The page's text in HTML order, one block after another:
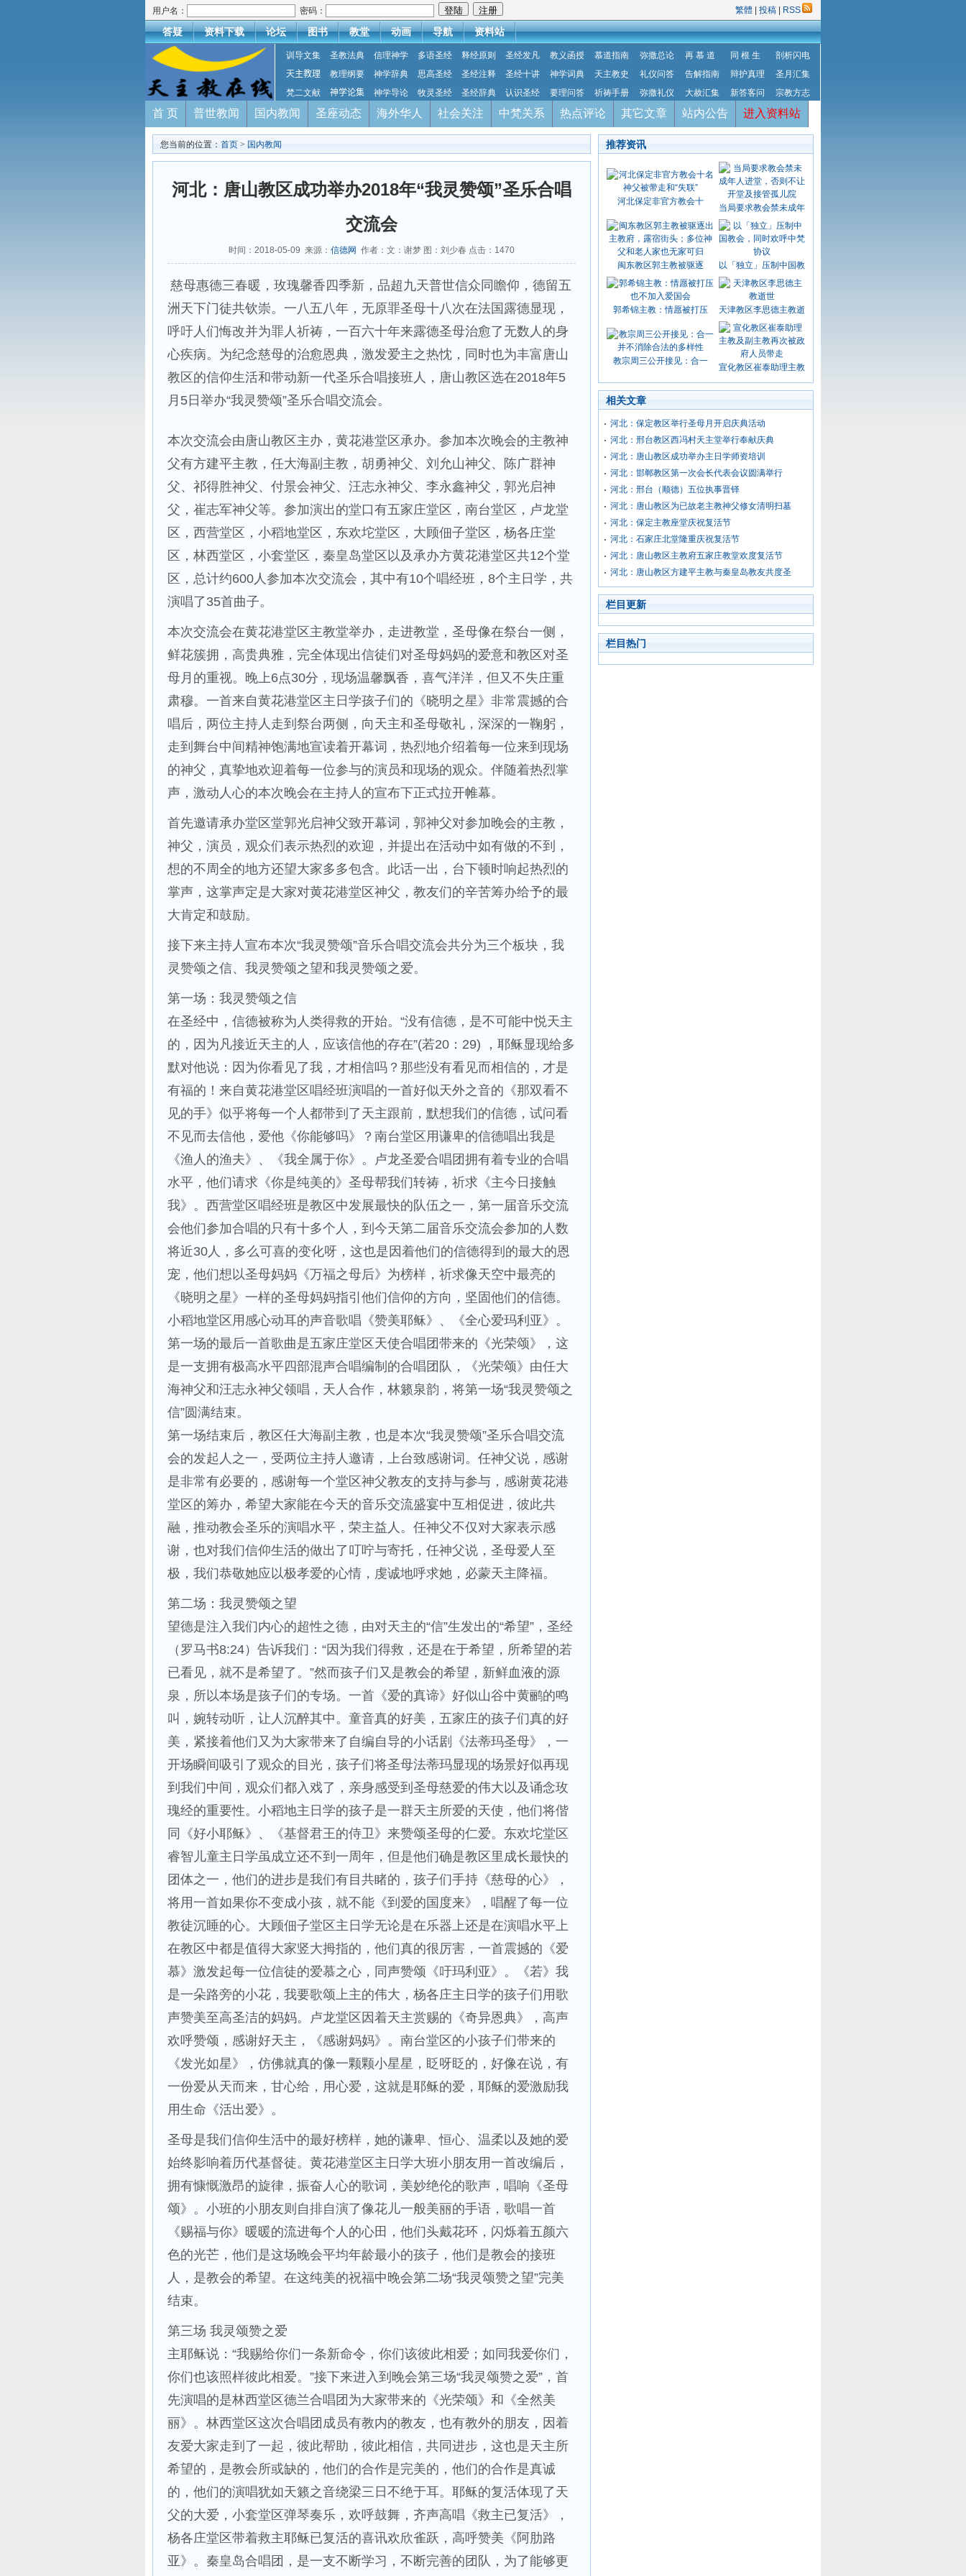
用户名： 密码： 繁體 投稿 RSS
答疑 资料下载 论坛 图书 教堂 动画 导航 资料站
训导文集 圣教法典 信理神学 多语圣经 释经原则 圣经发凡 教义函授 慕道指南 弥撒总论 再 慕 道 同 根 生
剖析闪电
天主教理
教理纲要 神学辞典 思高圣经 圣经注释 圣经十讲 神学词典 天主教史 礼仪问答 告解指南 辩护真理
圣月汇集
梵二文献
神学论集 神学导论 牧灵圣经 圣经辞典 认识圣经 要理问答 祈祷手册 弥撒礼仪 大赦汇集 新答客问 宗教方志
首 页 普世教闻 国内教闻 圣座动态 海外华人 社会关注 中梵关系 热点评论 其它文章 站内公告 进入资料站
您当前的位置： 首页 > 国内教闻
河北：唐山教区成功举办2018年“我灵赞颂”圣乐合唱
交流会
时间：2018-05-09 来源： 信德网 作者：文：谢梦 图：刘少春 点击： 1470
慈母惠德三春暖，玫瑰馨香四季新，品超九天普世信众同瞻仰，德留五
洲天下门徒共钦崇。一八五八年，无原罪圣母十八次在法国露德显现，
呼吁人们悔改并为罪人祈祷，一百六十年来露德圣母治愈了无数人的身
心疾病。为纪念慈母的治愈恩典，激发爱主之热忱，同时也为丰富唐山
教区的信仰生活和带动新一代圣乐合唱接班人，唐山教区选在2018年5
月5日举办“我灵赞颂”圣乐合唱交流会。
本次交流会由唐山教区主办，黄花港堂区承办。参加本次晚会的主教神
父有方建平主教，任大海副主教，胡勇神父、刘允山神父、陈广群神
父、祁得胜神父、付景会神父、汪志永神父、李永鑫神父，郭光启神
父，崔志军神父等。参加演出的堂口有五家庄堂区，南台堂区，卢龙堂
区，西营堂区，小稻地堂区，东欢坨堂区，大顾佃子堂区，杨各庄堂
区，林西堂区，小套堂区，秦皇岛堂区以及承办方黄花港堂区共12个堂
区，总计约600人参加本次交流会，其中有10个唱经班，8个主日学，共
演唱了35首曲子。
本次交流会在黄花港堂区主教堂举办，走进教堂，圣母像在祭台一侧，
鲜花簇拥，高贵典雅，完全体现出信徒们对圣母妈妈的爱意和教区对圣
母月的重视。晚上6点30分，现场温馨飘香，喜气洋洋，但又不失庄重
肃穆。一首来自黄花港堂区主日学孩子们的《晓明之星》非常震撼的合
唱后，两位主持人走到祭台两侧，向天主和圣母敬礼，深深的一鞠躬，
走到舞台中间精神饱满地宣读着开幕词，热烈地介绍着每一位来到现场
的神父，真挚地欢迎着每一位参与的演员和现场的观众。伴随着热烈掌
声，激动人心的本次晚会在主持人的宣布下正式拉开帷幕。
首先邀请承办堂区堂郭光启神父致开幕词，郭神父对参加晚会的主教，
神父，演员，观众们表示热烈的欢迎，并提出在活动中如有做的不到，
想的不周全的地方还望大家多多包含。此话一出，台下顿时响起热烈的
掌声，这掌声定是大家对黄花港堂区神父，教友们的辛苦筹办给予的最
大肯定和鼓励。
接下来主持人宣布本次“我灵赞颂”音乐合唱交流会共分为三个板块，我
灵赞颂之信、我灵赞颂之望和我灵赞颂之爱。
第一场：我灵赞颂之信
在圣经中，信德被称为人类得救的开始。“没有信德，是不可能中悦天主
的，因为凡接近天主的人，应该信他的存在”(若20：29) ，耶稣显现给多
默对他说：因为你看见了我，才相信吗？那些没有看见而相信的，才是
有福的！来自黄花港堂区唱经班演唱的一首好似天外之音的《那双看不
见的手》似乎将每一个人都带到了天主跟前，默想我们的信德，试问看
不见而去信他，爱他《你能够吗》？南台堂区用谦卑的信德唱出我是
《渔人的渔夫》、《我全属于你》。卢龙圣爱合唱团拥有着专业的合唱
水平，他们请求《你是纯美的》圣母帮我们转祷，祈求《主今日接触
我》。西营堂区唱经班是教区中发展最快的队伍之一，第一届音乐交流
会他们参加合唱的只有十多个人，到今天第二届音乐交流会参加的人数
将近30人，多么可喜的变化呀，这也是因着他们的信德得到的最大的恩
宠，他们想以圣母妈妈《万福之母后》为榜样，祈求像天空中最亮的
《晓明之星》一样的圣母妈妈指引他们信仰的方向，坚固他们的信德。
小稻地堂区用感心动耳的声音歌唱《赞美耶稣》、《全心爱玛利亚》。
第一场的最后一首歌曲是五家庄堂区天使合唱团带来的《光荣颂》，这
是一支拥有极高水平四部混声合唱编制的合唱团队，《光荣颂》由任大
海神父和汪志永神父领唱，天人合作，林籁泉韵，将第一场“我灵赞颂之
信”圆满结束。
第一场结束后，教区任大海副主教，也是本次“我灵赞颂”圣乐合唱交流
会的发起人之一，受两位主持人邀请，上台致感谢词。任神父说，感谢
是非常有必要的，感谢每一个堂区神父教友的支持与参与，感谢黄花港
堂区的筹办，希望大家能在今天的音乐交流盛宴中互相促进，彼此共
融，推动教会圣乐的演唱水平，荣主益人。任神父不仅对大家表示感
谢，也对我们信仰生活的做出了叮咛与寄托，任神父说，圣母爱人至
极，我们恭敬她应以极孝爱的心情，虔诚地呼求她，必蒙天主降福。
第二场：我灵赞颂之望
望德是注入我们内心的超性之德，由对天主的“信”生发出的“希望”，圣经
（罗马书8:24）告诉我们：“因为我们得救，还是在于希望，所希望的若
已看见，就不是希望了。”然而孩子们又是教会的希望，新鲜血液的源
泉，所以本场是孩子们的专场。一首《爱的真谛》好似山谷中黄鹂的鸣
叫，婉转动听，让人沉醉其中。童音真的好美，五家庄的孩子们真的好
美，紧接着他们又为大家带来了自编自导的小话剧《法蒂玛圣母》，一
开场瞬间吸引了观众的目光，孩子们将圣母法蒂玛显现的场景好似再现
到我们中间，观众们都入戏了，亲身感受到圣母慈爱的伟大以及诵念玫
瑰经的重要性。小稻地主日学的孩子是一群天主所爱的天使，他们将偕
同《好小耶稣》、《基督君王的侍卫》来赞颂圣母的仁爱。东欢坨堂区
睿智儿童主日学虽成立还不到一周年，但是他们确是教区里成长最快的
团体之一，他们的进步是我们有目共睹的，孩子们手持《慈母的心》，
将用一首如果你不变成小孩，就不能《到爱的国度来》，唱醒了每一位
教徒沉睡的心。大顾佃子堂区主日学无论是在乐器上还是在演唱水平上
在教区中都是值得大家竖大拇指的，他们真的很厉害，一首震撼的《爱
慕》激发起每一位信徒的爱慕之心，同声赞颂《吁玛利亚》。《若》我
是一朵路旁的小花，我要歌颂上主的伟大，杨各庄主日学的孩子们用歌
声赞美至高圣洁的妈妈。卢龙堂区因着天主赏赐的《奇异恩典》，高声
欢呼赞颂，感谢好天主，《感谢妈妈》。南台堂区的小孩子们带来的
《发光如星》，仿佛就真的像一颗颗小星星，眨呀眨的，好像在说，有
一份爱从天而来，甘心给，用心爱，这就是耶稣的爱，耶稣的爱激励我
用生命《活出爱》。
圣母是我们信仰生活中的最好榜样，她的谦卑、恒心、温柔以及她的爱
始终影响着历代基督徒。黄花港堂区主日学大班小朋友用一首改编后，
拥有慷慨激昂的旋律，振奋人心的歌词，美妙绝伦的歌声，唱响《圣母
颂》。小班的小朋友则自排自演了像花儿一般美丽的手语，歌唱一首
《赐福与你》暖暖的流进每个人的心田，他们头戴花环，闪烁着五颜六
色的光芒，他们是这场晚会平均年龄最小的孩子，他们是教会的接班
人，是教会的希望。在这纯美的祝福中晚会第二场“我灵颂赞之望”完美
结束。
第三场 我灵颂赞之爱
主耶稣说：“我赐给你们一条新命令，你们该彼此相爱；如同我爱你们，
你们也该照样彼此相爱。”接下来进入到晚会第三场“我灵颂赞之爱”，首
先演唱的是林西堂区德兰合唱团为大家带来的《光荣颂》和《全然美
丽》。林西堂区这次合唱团成员有教内的教友，也有教外的朋友，因着
友爱大家走到了一起，彼此帮助，彼此相信，共同进步，这也是天主所
希望的，是教会所或缺的，他们的合作是完美的，他们的合作是真诚
的，他们的演唱犹如天籁之音绕梁三日不绝于耳。耶稣的复活体现了天
父的大爱，小套堂区弹琴奏乐，欢呼鼓舞，齐声高唱《救主已复活》，
杨各庄堂区带着救主耶稣已复活的喜讯欢欣雀跃，高呼赞美《阿肋路
亚》。秦皇岛合唱团，是一支不断学习，不断完善的团队，为了能够更
推荐资讯
河北保定非官方教会十
当局要求教会禁未成年
闽东教区郭主教被驱逐 以「独立」压制中国教
郭希锦主教：情愿被打压 天津教区李思德主教逝
教宗周三公开接见：合一
宣化教区崔泰助理主教
相关文章
河北：保定教区举行圣母月开启庆典活动
河北：邢台教区西冯村天主堂举行奉献庆典
河北：唐山教区成功举办主日学师资培训
河北：邯郸教区第一次会长代表会议圆满举行
河北：邢台（顺德）五位执事晋铎
河北：唐山教区为已故老主教神父修女清明扫墓
河北：保定主教座堂庆祝复活节
河北：石家庄北堂隆重庆祝复活节
河北：唐山教区主教府五家庄教堂欢度复活节
河北：唐山教区方建平主教与秦皇岛教友共度圣
栏目更新
栏目热门